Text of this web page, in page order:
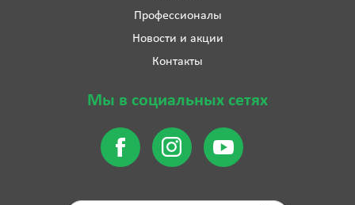
Профессионалы
Новости и акции
Контакты
Мы в социальных сетях